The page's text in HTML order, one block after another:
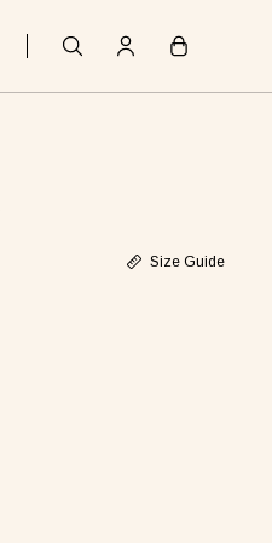
Size Guide